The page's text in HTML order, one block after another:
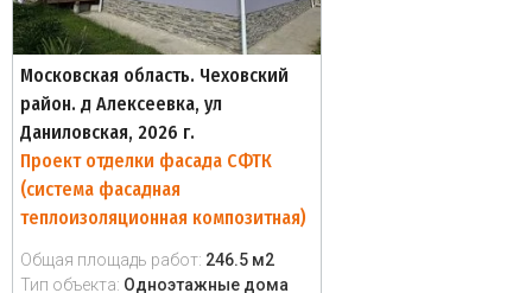
Московская область. Чеховский
район. д Алексеевка, ул
Даниловская, 2026 г.
Проект отделки фасада СФТК
(система фасадная
теплоизоляционная композитная)
Общая площадь работ: 246.5 м2
Тип объекта: Одноэтажные дома